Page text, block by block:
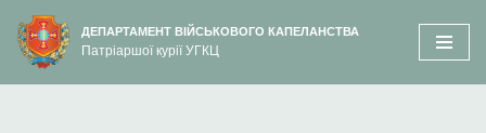
вмісту
Перейти
до
ДЕПАРТАМЕНТ ВІЙСЬКОВОГО КАПЕЛАНСТВА
Патріаршої курії УГКЦ